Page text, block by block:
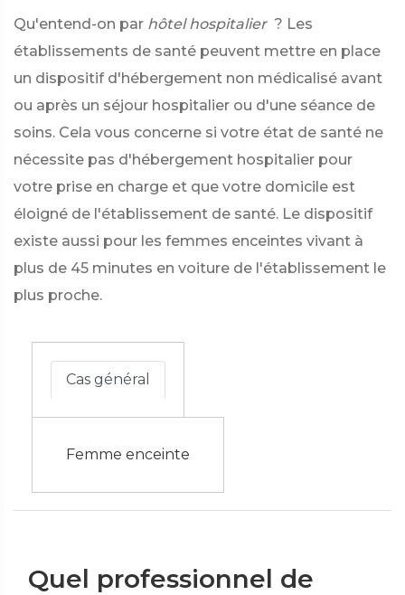
Qu'entend-on par hôtel hospitalier ? Les
établissements de santé peuvent mettre en place
un dispositif d'hébergement non médicalisé avant
ou après un séjour hospitalier ou d'une séance de
soins. Cela vous concerne si votre état de santé ne
nécessite pas d'hébergement hospitalier pour
votre prise en charge et que votre domicile est
éloigné de l'établissement de santé. Le dispositif
existe aussi pour les femmes enceintes vivant à
plus de 45 minutes en voiture de l'établissement le
plus proche.
Cas général
Femme enceinte
Quel professionnel de